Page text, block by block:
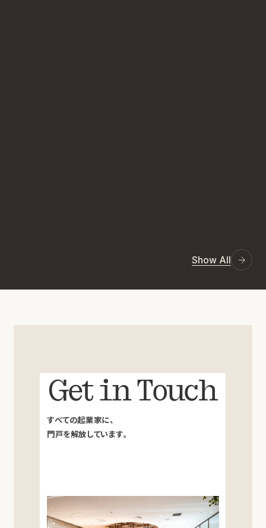
Show All
Get in Touch
すべての起業家に、
門戸を解放しています。